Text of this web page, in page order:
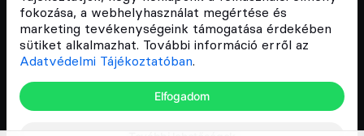
fokozása, a webhelyhasználat megértése és
marketing tevékenységeink támogatása érdekében
sütiket alkalmazhat. További információ erről az
Adatvédelmi Tájékoztatóban.
Elfogadom
Csomagajánlatok
Kriptovaluta kezdőknek
Kriptovaluta kereskedés